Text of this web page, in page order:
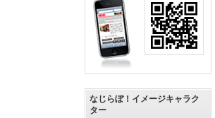
なじらぼ！イメージキャラク
ター